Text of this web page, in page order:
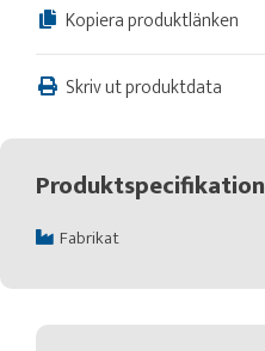
Kopiera produktlänken
Skriv ut produktdata
Produktspecifikation
Fabrikat